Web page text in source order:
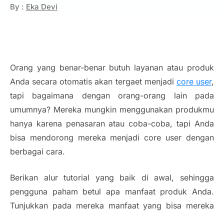
By : Eka Devi
Orang yang benar-benar butuh layanan atau produk
Anda secara otomatis akan tergaet menjadi core user,
tapi bagaimana dengan orang-orang lain pada
umumnya? Mereka mungkin menggunakan produkmu
hanya karena penasaran atau coba-coba, tapi Anda
bisa mendorong mereka menjadi core user dengan
berbagai cara.
Berikan alur tutorial yang baik di awal, sehingga
pengguna paham betul apa manfaat produk Anda.
Tunjukkan pada mereka manfaat yang bisa mereka